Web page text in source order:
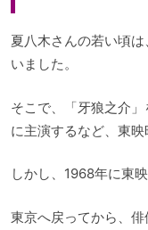
夏八木さんの若い頃
いました。
そこで、「牙狼之介」
に主演するなど、東映
しかし、1968年に東
東京へ戻ってから、